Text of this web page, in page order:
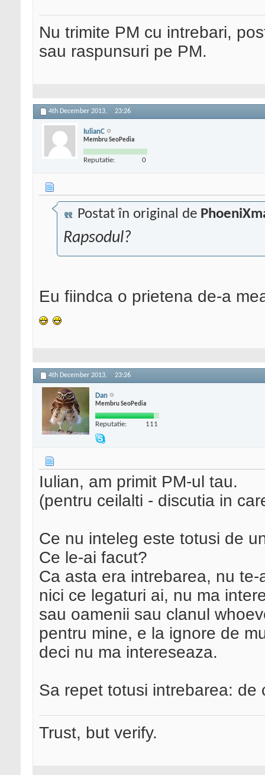
Nu trimite PM cu intrebari,
sau raspunsuri pe PM.
4th December 2013, 23:26
IulianC
Membru SeoPedia
Reputatie: 0
Postat în original de
Rapsodul?
Eu fiindca o prietena de-a
4th December 2013, 23:26
Dan
Membru SeoPedia
Reputatie: 111
Iulian, am primit PM-ul tau.
(pentru ceilalti - discutia in
Ce nu inteleg este totusi de
Ce le-ai facut?
Ca asta era intrebarea, nu
nici ce legaturi ai, nu ma
sau oamenii sau clanul
pentru mine, e la ignore de
deci nu ma intereseaza.
Sa repet totusi intrebarea:
Trust, but verify.